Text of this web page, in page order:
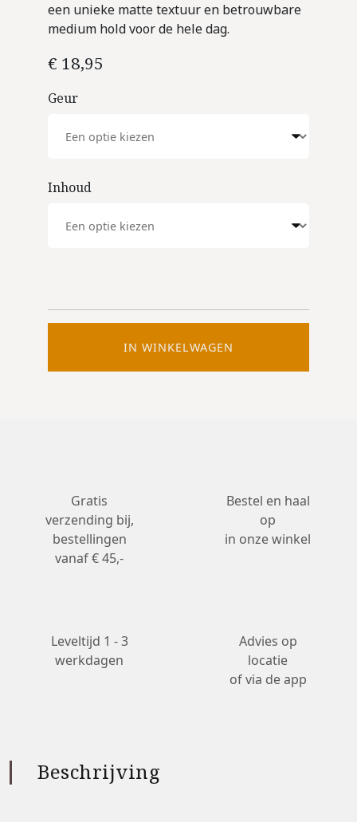
een unieke matte textuur en betrouwbare
medium hold voor de hele dag.
€ 18,95
Geur
Inhoud
IN WINKELWAGEN
Gratis
verzending bij,
bestellingen
vanaf € 45,-
Bestel en haal
op
in onze winkel
Leveltijd 1 - 3
werkdagen
Advies op
locatie
of via de app
Beschrijving